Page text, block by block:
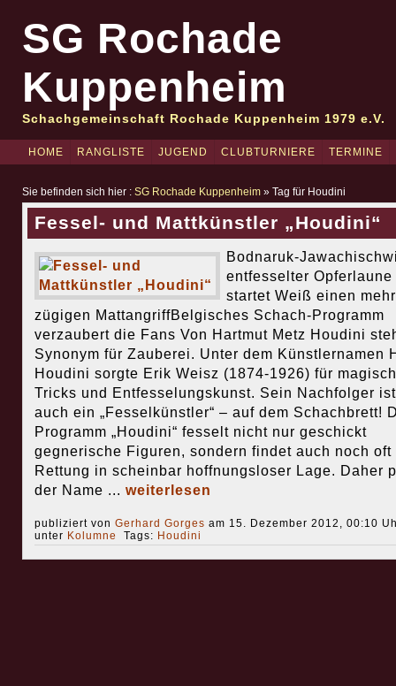
SG Rochade
Kuppenheim
Schachgemeinschaft Rochade Kuppenheim 1979 e.V.
HOME RANGLISTE JUGEND CLUBTURNIERE TERMINE
Sie befinden sich hier : SG Rochade Kuppenheim» Tag für Houdini
Fessel- und Mattkünstler „Houdini“
Bodnaruk-
entfesselter Opferlaune
startet Weiß einen
zügigen MattangriffBelgisches Schach-Programm
verzaubert die Fans Von Hartmut Metz Houdini
Synonym für Zauberei. Unter dem Künstlernamen
Houdini sorgte Erik Weisz (1874-1926) für
Tricks und Entfesselungskunst. Sein Nachfolger
auch ein „Fesselkünstler“ – auf dem Schachbrett!
Programm „Houdini“ fesselt nicht nur geschickt
gegnerische Figuren, sondern findet auch noch oft
Rettung in scheinbar hoffnungsloser Lage. Daher
der Name ... weiterlesen
publiziert von Gerhard Gorges am 15. Dezember 2012, 00:10
unter Kolumne Tags: Houdini